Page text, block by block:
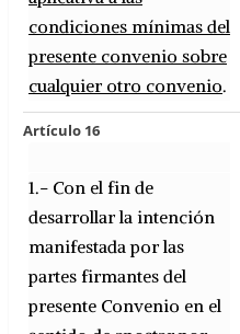
condiciones mínimas del
presente convenio sobre
cualquier otro convenio.
Artículo 16
1.- Con el fin de
desarrollar la intención
manifestada por las
partes firmantes del
presente Convenio en el